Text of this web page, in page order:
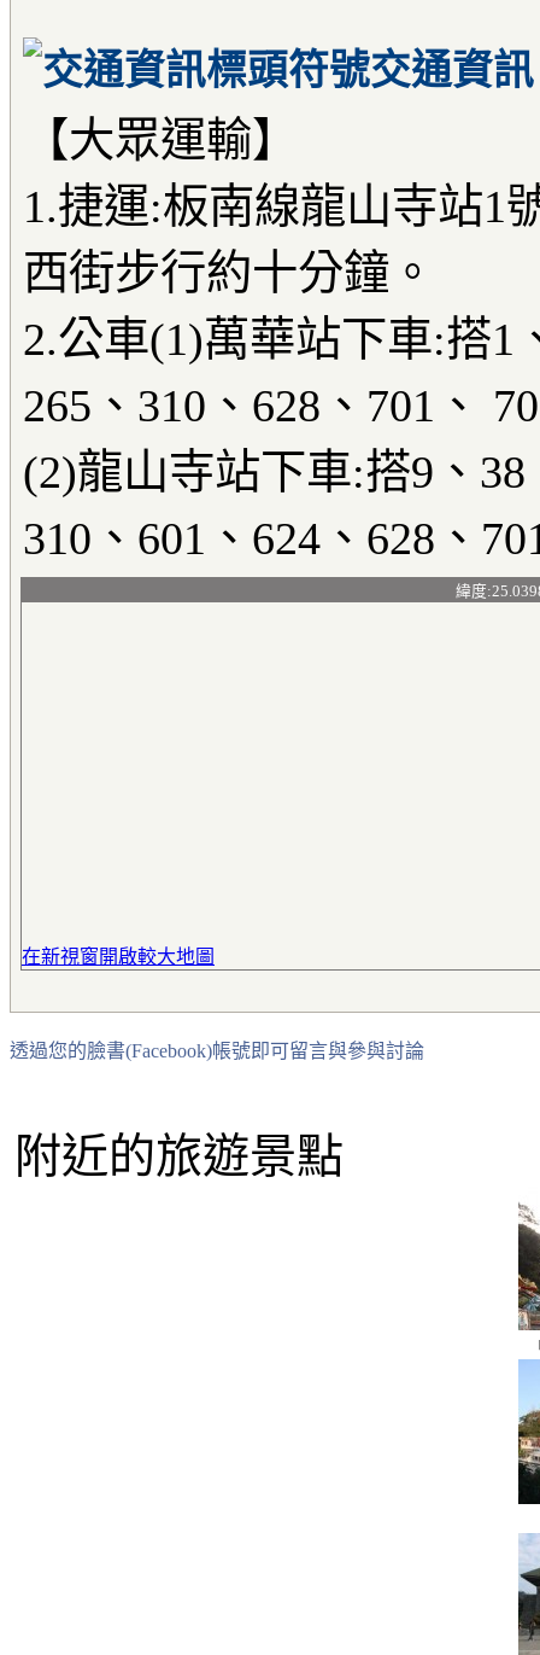
交通資訊
【大眾運輸】
1.捷運:板南線龍山寺站1
西街步行約十分鐘。
2.公車(1)萬華站下車:搭1
265、310、628、701、
(2)龍山寺站下車:搭9、38
310、601、624、628、
緯度
在新視窗開啟較大地圖
透過您的臉書(Facebook)帳號即可留言與參與討論
附近的旅遊景點